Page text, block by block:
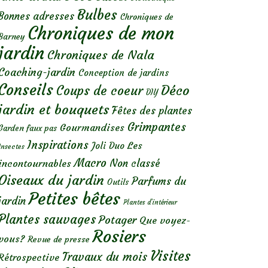
adresses Bulbes Chroniques de
Chroniques de mon
Chroniques de Nala
jardin Conception de jardins
Coups de coeur DIY Déco
et bouquets Fêtes des plantes
faux pas Gourmandises Grimpantes
Inspirations Joli Duo Les
Macro Non classé
du jardin Outils Parfums du
Petites bêtes Plantes d’intérieur
sauvages Potager Que voyez-
Revue de presse Rosiers
Travaux du mois Visites